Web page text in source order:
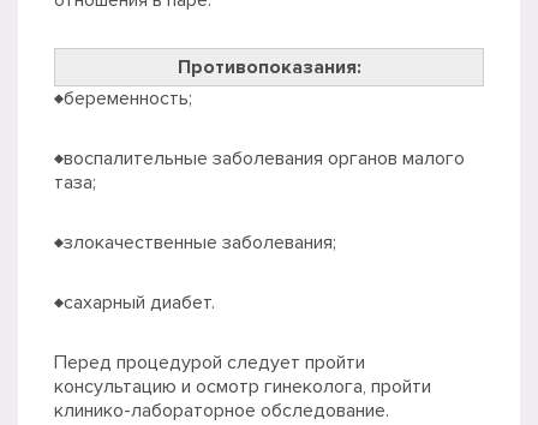
Противопоказания:
♦беременность;
♦воспалительные заболевания органов малого
таза;
♦злокачественные заболевания;
♦сахарный диабет.
Перед процедурой следует пройти
консультацию и осмотр гинеколога, пройти
клинико-лабораторное обследование.